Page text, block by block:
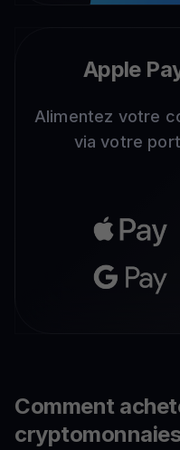
Apple
Alimentez votre
via votre
Comment